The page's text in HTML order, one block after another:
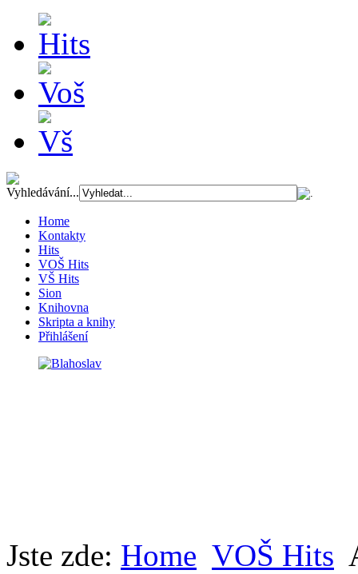
Vyhledávání...
Home
Kontakty
Hits
VOŠ Hits
VŠ Hits
Sion
Knihovna
Skripta a knihy
Přihlášení
Jste zde: Home VOŠ Hits